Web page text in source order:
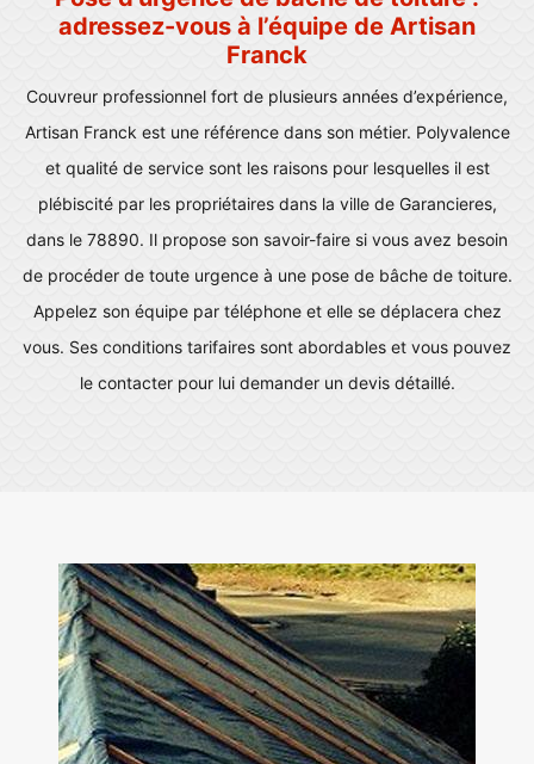
adressez-vous à l’équipe de Artisan
Franck
Couvreur professionnel fort de plusieurs années d’expérience,
Artisan Franck est une référence dans son métier. Polyvalence
et qualité de service sont les raisons pour lesquelles il est
plébiscité par les propriétaires dans la ville de Garancieres,
dans le 78890. Il propose son savoir-faire si vous avez besoin
de procéder de toute urgence à une pose de bâche de toiture.
Appelez son équipe par téléphone et elle se déplacera chez
vous. Ses conditions tarifaires sont abordables et vous pouvez
le contacter pour lui demander un devis détaillé.